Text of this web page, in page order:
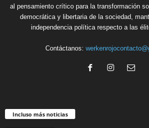
al pensamiento crítico para la transformación
democrática y libertaria de la sociedad,
independencia política respecto a las
Contáctanos:
Incluso más noticias